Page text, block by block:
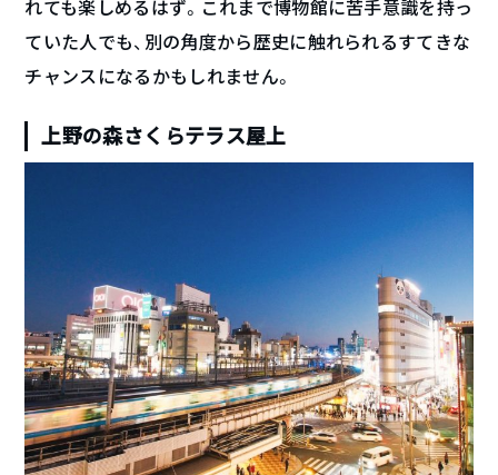
れても楽しめるはず。これまで博物館に苦手意識を持っ
ていた人でも、別の角度から歴史に触れられるすてきな
チャンスになるかもしれません。
上野の森さくらテラス屋上